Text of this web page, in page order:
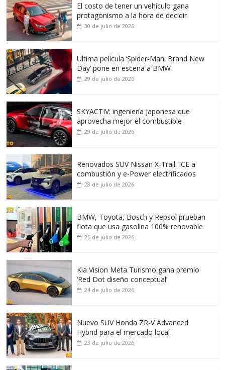
El costo de tener un vehículo gana
protagonismo a la hora de decidir
30 de julio de 2026
Ultima película ‘Spider‑Man: Brand New
Day’ pone en escena a BMW
29 de julio de 2026
SKYACTIV: ingeniería japonesa que
aprovecha mejor el combustible
29 de julio de 2026
Renovados SUV Nissan X-Trail: ICE a
combustión y e-Power electrificados
28 de julio de 2026
BMW, Toyota, Bosch y Repsol prueban
flota que usa gasolina 100% renovable
25 de julio de 2026
Kia Vision Meta Turismo gana premio
‘Red Dot diseño conceptual’
24 de julio de 2026
Nuevo SUV Honda ZR-V Advanced
Hybrid para el mercado local
23 de julio de 2026